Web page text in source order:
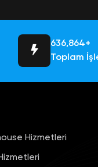
684,756+
Toplam
Hizmetleri